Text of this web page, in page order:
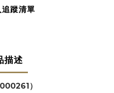
追蹤清單
描述
）